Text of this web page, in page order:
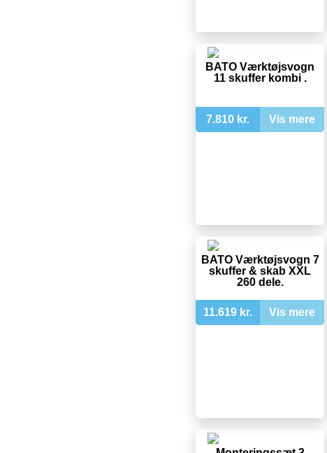
BATO Værktøjsvogn
11 skuffer kombi .
7.810 kr. Vis mere
BATO Værktøjsvogn 7
skuffer & skab XXL
260 dele.
11.619 kr. Vis mere